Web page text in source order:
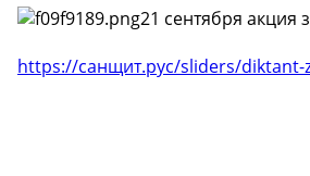
21 сентября акция
https://санщит.рус/sliders/diktant-